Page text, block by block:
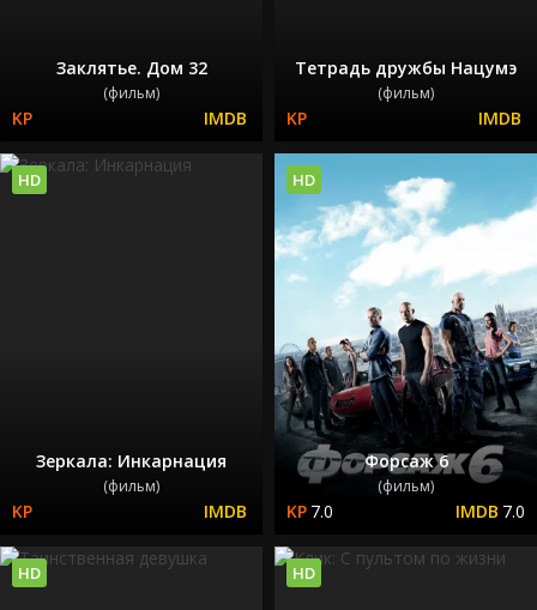
Заклятье. Дом 32
(фильм)
Тетрадь дружбы Нацумэ
(фильм)
Зеркала: Инкарнация
(фильм)
HD
Форсаж 6
(фильм)
7.0 7.0
HD
HD HD